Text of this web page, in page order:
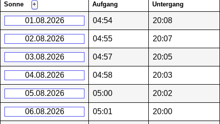
+
Sonne Aufgang Untergang
01.08.2026 04:54 20:08
02.08.2026 04:55 20:07
03.08.2026 04:57 20:05
04.08.2026 04:58 20:03
05.08.2026 05:00 20:02
06.08.2026 05:01 20:00